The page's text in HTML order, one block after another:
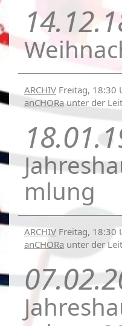
ARCHIV Freitag, 18:30
anCHORaunter der
mlung
ARCHIV Freitag, 18:30
anCHORa unter der